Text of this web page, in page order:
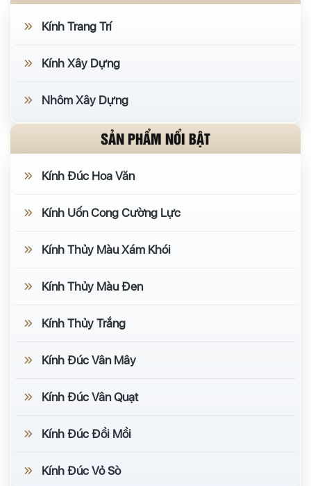
Kính Trang Trí
Kính Xây Dựng
Nhôm Xây Dựng
SẢN PHẨM NỔI BẬT
Kính Đúc Hoa Văn
Kính Uốn Cong Cường Lực
Kính Thủy Màu Xám Khói
Kính Thủy Màu Đen
Kính Thủy Trắng
Kính Đúc Vân Mây
Kính Đúc Vân Quạt
Kính Đúc Đồi Mồi
Kính Đúc Vỏ Sò